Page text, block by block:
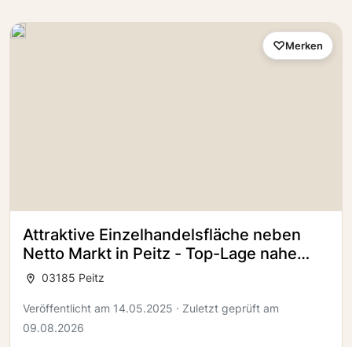
Attraktive Einzelhandelsfläche neben
Netto Markt in Peitz - Top-Lage nahe
dem Ortskern!
03185 Peitz
Veröffentlicht am 14.05.2025 · Zuletzt geprüft am
09.08.2026
Merken